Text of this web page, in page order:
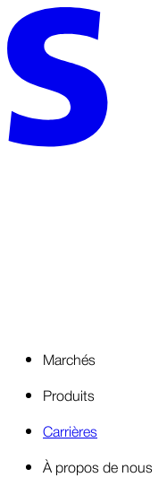
Marchés
Produits
Carrières
À propos de nous